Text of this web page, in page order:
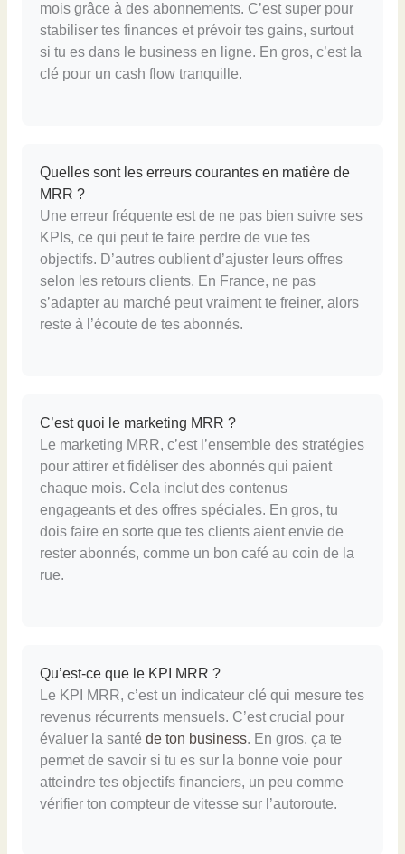
mois grâce à des abonnements. C’est super pour
stabiliser tes finances et prévoir tes gains, surtout
si tu es dans le business en ligne. En gros, c’est la
clé pour un cash flow tranquille.
Quelles sont les erreurs courantes en matière de
MRR ?
Une erreur fréquente est de ne pas bien suivre ses
KPIs, ce qui peut te faire perdre de vue tes
objectifs. D’autres oublient d’ajuster leurs offres
selon les retours clients. En France, ne pas
s’adapter au marché peut vraiment te freiner, alors
reste à l’écoute de tes abonnés.
C’est quoi le marketing MRR ?
Le marketing MRR, c’est l’ensemble des stratégies
pour attirer et fidéliser des abonnés qui paient
chaque mois. Cela inclut des contenus
engageants et des offres spéciales. En gros, tu
dois faire en sorte que tes clients aient envie de
rester abonnés, comme un bon café au coin de la
rue.
Qu’est-ce que le KPI MRR ?
Le KPI MRR, c’est un indicateur clé qui mesure tes
revenus récurrents mensuels. C’est crucial pour
évaluer la santé de ton business. En gros, ça te
permet de savoir si tu es sur la bonne voie pour
atteindre tes objectifs financiers, un peu comme
vérifier ton compteur de vitesse sur l’autoroute.